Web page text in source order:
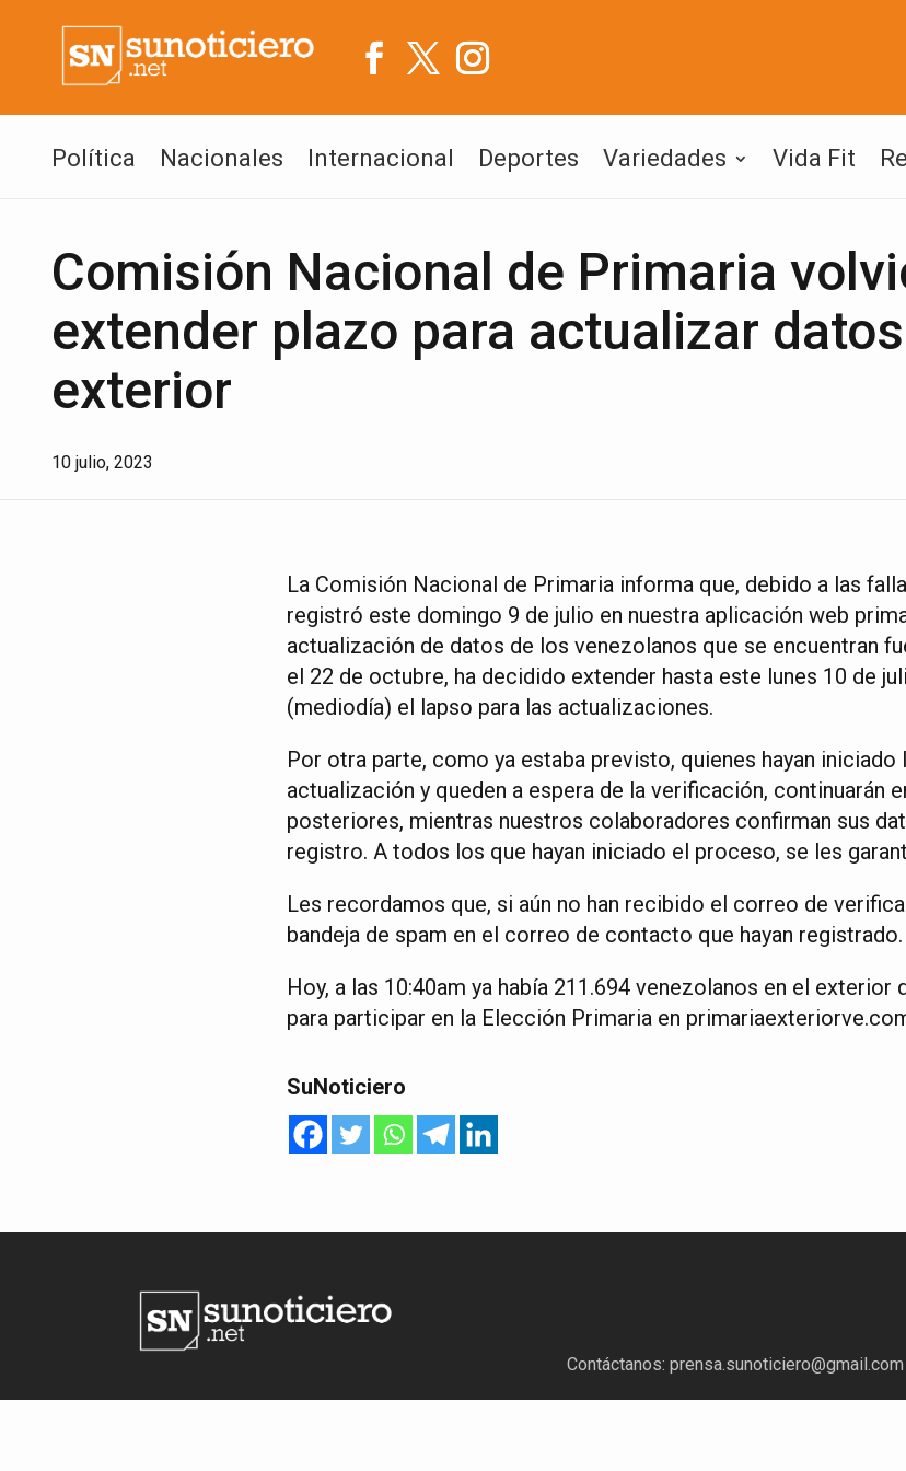
Política Nacionales Internacional Deportes Variedades Vida Fit
Comisión Nacional de Primaria
extender plazo para actualizar
exterior
10 julio, 2023
La Comisión Nacional de Primaria informa que, debido a las
registró este domingo 9 de julio en nuestra aplicación web
actualización de datos de los venezolanos que se encuentran
el 22 de octubre, ha decidido extender hasta este lunes 10 de
(mediodía) el lapso para las actualizaciones.
Por otra parte, como ya estaba previsto, quienes hayan iniciado
actualización y queden a espera de la verificación, continuarán
posteriores, mientras nuestros colaboradores confirman sus
registro. A todos los que hayan iniciado el proceso, se les
Les recordamos que, si aún no han recibido el correo de
bandeja de spam en el correo de contacto que hayan registrado.
Hoy, a las 10:40am ya había 211.694 venezolanos en el
para participar en la Elección Primaria en
SuNoticiero
Contáctanos: prensa.sunoticiero@gmail.com